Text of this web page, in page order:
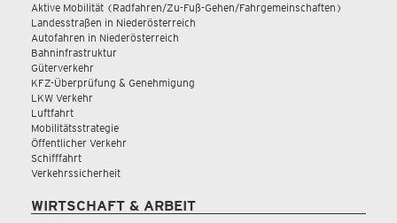
Aktive Mobilität (Radfahren/Zu-Fuß-Gehen/Fahrgemeinschaften)
Landesstraßen in Niederösterreich
Autofahren in Niederösterreich
Bahninfrastruktur
Güterverkehr
KFZ-Überprüfung & Genehmigung
LKW Verkehr
Luftfahrt
Mobilitätsstrategie
Öffentlicher Verkehr
Schifffahrt
Verkehrssicherheit
WIRTSCHAFT & ARBEIT